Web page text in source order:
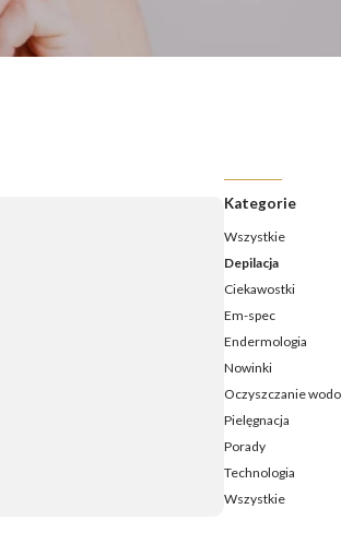
możesz osiągnąć?
– ile zabiegów potrzeba, aby zobaczyć efekty?
Kategorie
Wszystkie
Depilacja
Ciekawostki
Em-spec
Endermologia
Nowinki
Oczyszczanie
Pielęgnacja
Porady
Technologia
Wszystkie